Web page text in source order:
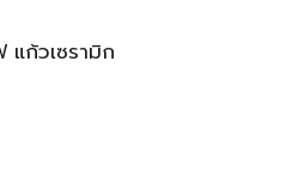
แก้วเซรามิก